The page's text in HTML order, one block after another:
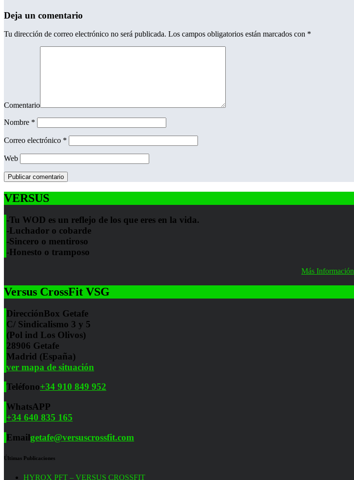
Deja un comentario
Tu dirección de correo electrónico no será publicada. Los campos obligatorios están marcados con *
Comentario
Nombre *
Correo electrónico *
Web
VERSUS
-Tu WOD es un reflejo de los que eres en la vida.
-Luchador o cobarde
-Sincero o mentiroso
-Honesto o tramposo
Más Información
Versus CrossFit VSG
DirecciónBox Getafe
C/ Sindicalismo 3 y 5
(Pol ind Los Olivos)
28906 Getafe
Madrid (España)
ver mapa de situación
Teléfono+34 910 849 952
WhatsAPP
+34 640 835 165
Emailgetafe@versuscrossfit.com
Últimas Publicaciones
HYROX PFT – VERSUS CROSSFIT